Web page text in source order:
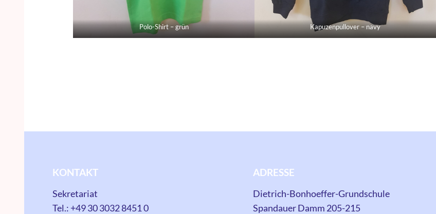
Polo-Shirt – grün Kapuzenpullover – navy
KONTAKT
Sekretariat
Tel.: +49 30 3032 8451 0
ADRESSE
Dietrich-Bonhoeffer-Grundschule
Spandauer Damm 205-215